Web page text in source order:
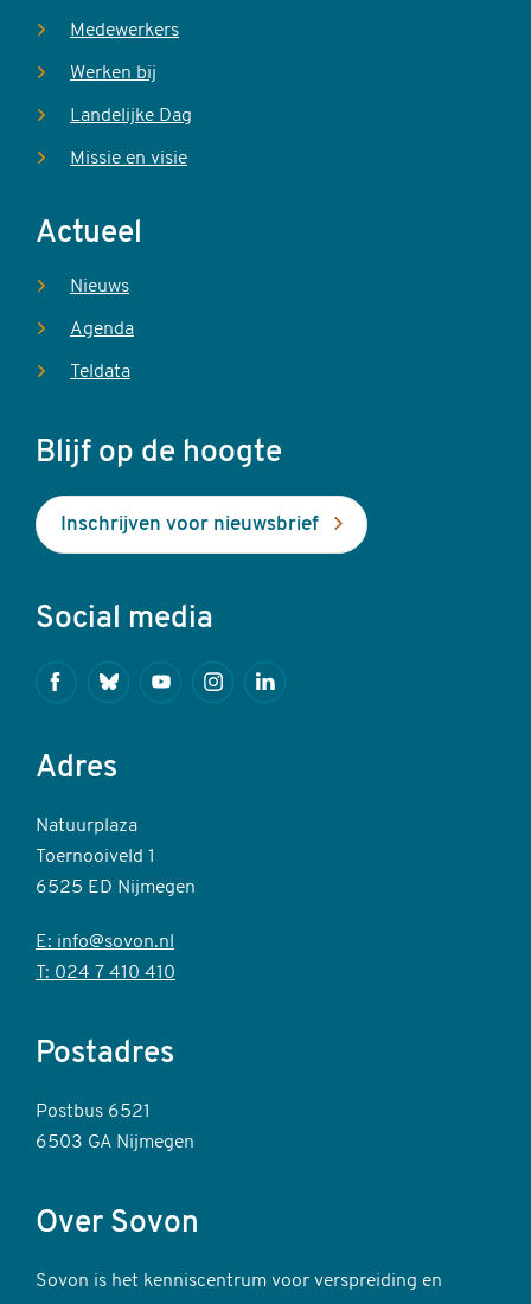
Medewerkers
Werken bij
Landelijke Dag
Missie en visie
Actueel
Nieuws
Agenda
Teldata
Blijf op de hoogte
Inschrijven voor nieuwsbrief
Social media
FacebookBlueskyYoutubeInstagramLinkedin
Adres
Natuurplaza
Toernooiveld 1
6525 ED Nijmegen
E: info@sovon.nl
T: 024 7 410 410
Postadres
Postbus 6521
6503 GA Nijmegen
Over Sovon
Sovon is het kenniscentrum voor verspreiding en